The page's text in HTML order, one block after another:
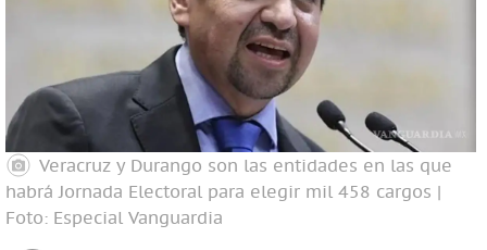
Veracruz y Durango son las entidades en las que
habrá Jornada Electoral para elegir mil 458 cargos |
Foto: Especial Vanguardia